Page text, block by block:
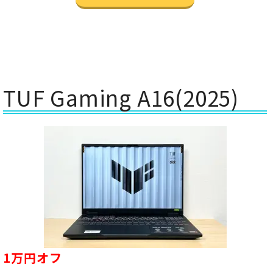
TUF Gaming A16(2025)
1万円オフ